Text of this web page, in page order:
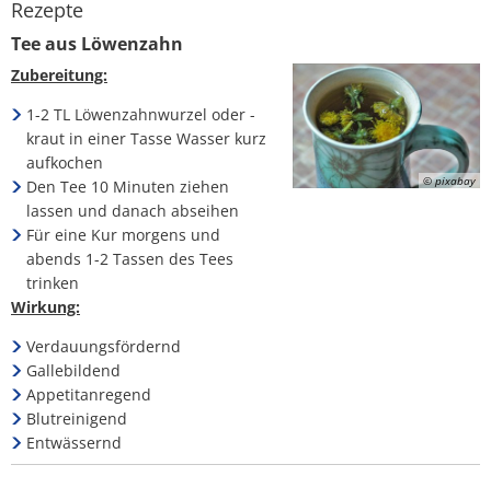
Nastätten-App
Rezepte
Tee aus Löwenzahn
© pixabay
Zubereitung:
1-2 TL Löwenzahnwurzel oder -
kraut in einer Tasse Wasser kurz
aufkochen
Den Tee 10 Minuten ziehen
lassen und danach abseihen
Für eine Kur morgens und
abends 1-2 Tassen des Tees
trinken
Wirkung:
Verdauungsfördernd
Gallebildend
Appetitanregend
Blutreinigend
Entwässernd